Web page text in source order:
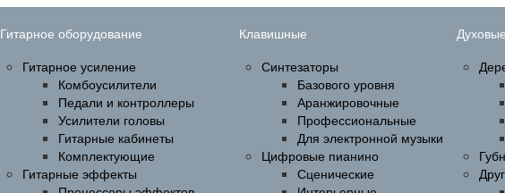
Гитарное оборудование
Гитарное усиление
Комбоусилители
Педали и контроллеры
Усилители головы
Гитарные кабинеты
Комплектующие
Гитарные эффекты
Клавишные
Синтезаторы
Базового уровня
Аранжировочные
Профессиональные
Для электронной музыки
Цифровые пианино
Сценические
Духовые